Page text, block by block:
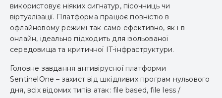
використовує ніяких сигнатур, пісочниць чи
віртуалізації. Платформа працює повністю в
офлайновому режимі так само ефективно, як і в
онлайн, ідеально підходить для ізольованої
середовища та критичної IT-інфраструктури.
Головне завдання антивірусної платформи
SentinelOne – захист від шкідливих програм нульового
дня, всіх відомих типів атак: file based, file less /